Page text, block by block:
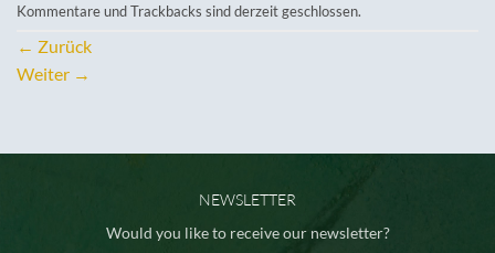
Kommentare und Trackbacks sind derzeit geschlossen.
← Zurück
Weiter →
NEWSLETTER
Would you like to receive our newsletter?